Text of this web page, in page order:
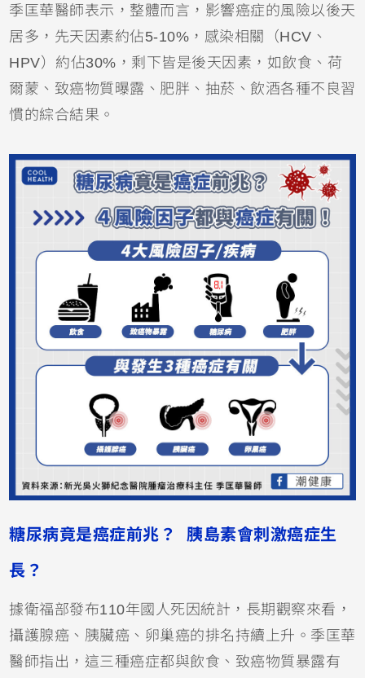
季匡華醫師表示，整體而言，影響癌症的風險以後天
居多，先天因素約佔5-10%，感染相關（HCV、
HPV）約佔30%，剩下皆是後天因素，如飲食、荷
爾蒙、致癌物質曝露、肥胖、抽菸、飲酒各種不良習
慣的綜合結果。
糖尿病竟是癌症前兆？ 胰島素會刺激癌症生
長？
據衛福部發布110年國人死因統計，長期觀察來看，
攝護腺癌、胰臟癌、卵巢癌的排名持續上升。季匡華
醫師指出，這三種癌症都與飲食、致癌物質暴露有